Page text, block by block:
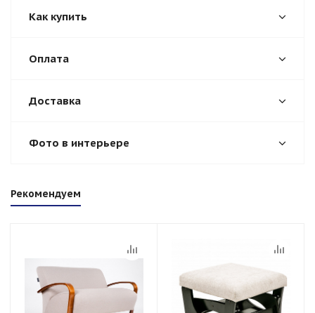
Как купить
Оплата
Доставка
Фото в интерьере
Рекомендуем